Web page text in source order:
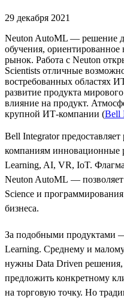
29 декабря 2021
Neuton AutoML — решение
обучения,
рынок. Работа с Neuton
Scientists отличные
востребованных областях
развитие продукта
влияние на продукт.
крупной ИТ-компании (Bell
Bell Integrator
компаниям инновационные
Learning, AI, VR, IoT.
Neuton AutoML — позволяет
Science и
бизнеса.
За подобными продуктами
Learning. Среднему и
нужны Data Driven решения,
предложить конкретному
на торговую точку. Но